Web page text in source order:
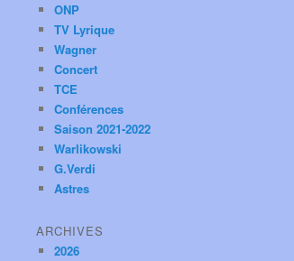
ONP
TV Lyrique
Wagner
Concert
TCE
Conférences
Saison 2021-2022
Warlikowski
G.Verdi
Astres
ARCHIVES
2026